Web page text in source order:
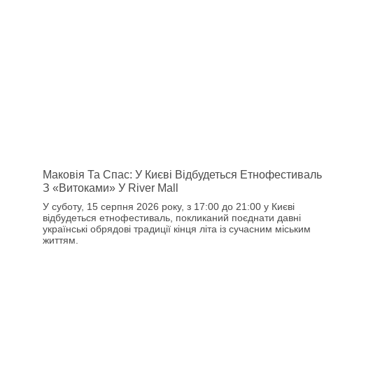
Маковія Та Спас: У Києві Відбудеться Етнофестиваль
З «Витоками» У River Mall
У суботу, 15 серпня 2026 року, з 17:00 до 21:00 у Києві
відбудеться етнофестиваль, покликаний поєднати давні
українські обрядові традиції кінця літа із сучасним міським
життям.